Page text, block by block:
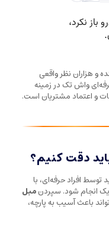
هزار دنبال‌کننده و هزاران نظر واقعی
واش تک در زمینه
و اعتماد مشتریان است.
دقت کنیم؟
افراد حرفه‌ای، با
یک انجام شود. سپردنمبل
باعث آسیب به پارچه،